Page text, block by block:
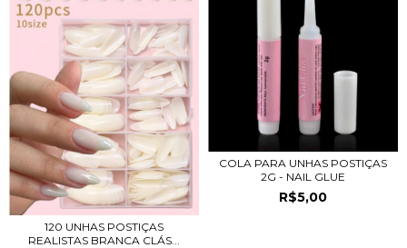
120 UNHAS POSTIÇAS
REALISTAS BRANCA CLÁS...
COLA PARA UNHAS POSTIÇAS
2G - NAIL GLUE
R$5,00